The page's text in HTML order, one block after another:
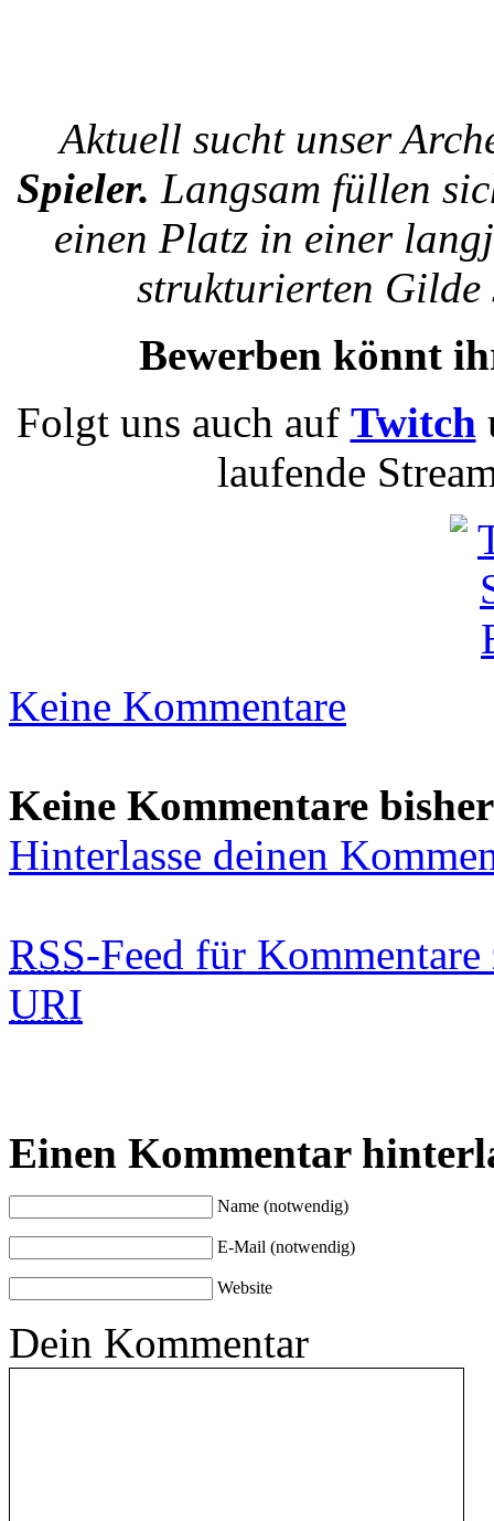
Aktuell sucht unser
Spieler. Langsam füllen
einen Platz in einer
strukturierten Gilde
Bewerben könnt
Folgt uns auch auf Twitch
laufende
Keine Kommentare
Keine Kommentare bisher
Hinterlasse deinen
RSS-Feed für
URI
Einen Kommentar
Name (notwendig)
E-Mail (notwendig)
Website
Dein Kommentar